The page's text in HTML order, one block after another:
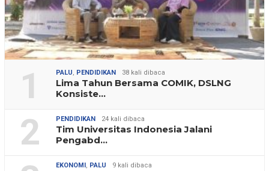
1 PALU, PENDIDIKAN 38 kali dibaca
Lima Tahun Bersama COMIK, DSLNG
Konsiste…
2 PENDIDIKAN 24 kali dibaca
Tim Universitas Indonesia Jalani
Pengabd…
EKONOMI, PALU 9 kali dibaca